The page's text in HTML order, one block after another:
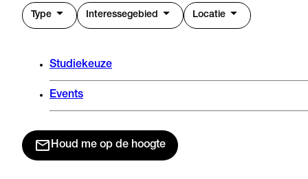
Type Interessegebied Locatie
Studiekeuze
Events
Houd me op de hoogte